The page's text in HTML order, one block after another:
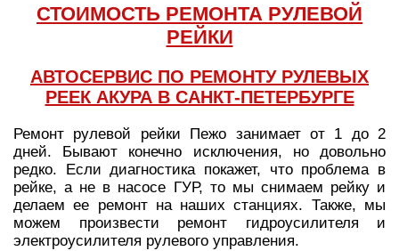
СТОИМОСТЬ РЕМОНТА РУЛЕВОЙ
РЕЙКИ
АВТОСЕРВИС ПО РЕМОНТУ РУЛЕВЫХ
РЕЕК АКУРА В САНКТ-ПЕТЕРБУРГЕ
Ремонт рулевой рейки Пежо занимает от 1 до 2
дней. Бывают конечно исключения, но довольно
редко. Если диагностика покажет, что проблема в
рейке, а не в насосе ГУР, то мы снимаем рейку и
делаем ее ремонт на наших станциях. Также, мы
можем произвести ремонт гидроусилителя и
электроусилителя рулевого управления.